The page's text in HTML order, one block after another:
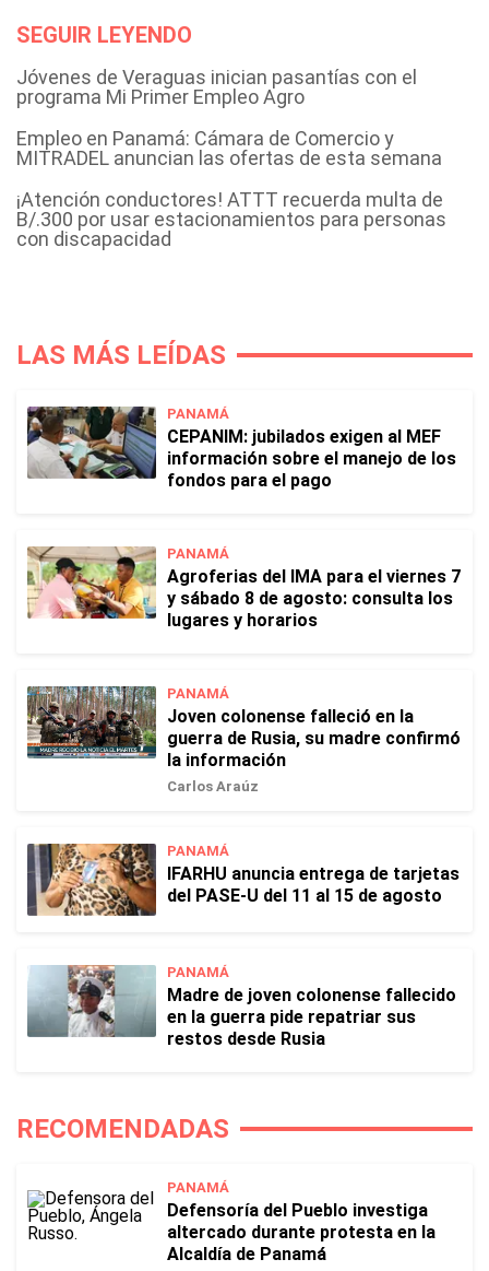
SEGUIR LEYENDO
Jóvenes de Veraguas inician pasantías con el
programa Mi Primer Empleo Agro
Empleo en Panamá: Cámara de Comercio y
MITRADEL anuncian las ofertas de esta semana
¡Atención conductores! ATTT recuerda multa de
B/.300 por usar estacionamientos para personas
con discapacidad
LAS MÁS LEÍDAS
PANAMÁ
CEPANIM: jubilados exigen al MEF
información sobre el manejo de los
fondos para el pago
PANAMÁ
Agroferias del IMA para el viernes 7
y sábado 8 de agosto: consulta los
lugares y horarios
PANAMÁ
Joven colonense falleció en la
guerra de Rusia, su madre confirmó
la información
Carlos Araúz
PANAMÁ
IFARHU anuncia entrega de tarjetas
del PASE-U del 11 al 15 de agosto
PANAMÁ
Madre de joven colonense fallecido
en la guerra pide repatriar sus
restos desde Rusia
RECOMENDADAS
PANAMÁ
Defensoría del Pueblo investiga
altercado durante protesta en la
Alcaldía de Panamá